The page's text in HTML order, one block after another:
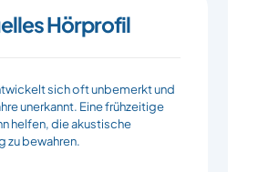
Hörprofil
sich oft unbemerkt und
unerkannt. Eine frühzeitige
helfen, die akustische
zu bewahren.